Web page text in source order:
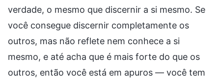
verdade, o mesmo que discernir a si mesmo. Se
você consegue discernir completamente os
outros, mas não reflete nem conhece a si
mesmo, e até acha que é mais forte do que os
outros, então você está em apuros — você tem